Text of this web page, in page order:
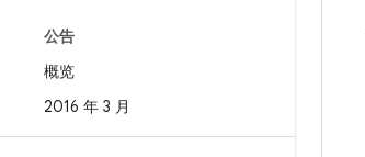
公告
概览
2016 年 3 月